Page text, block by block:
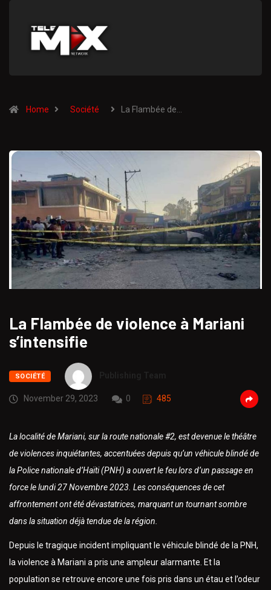
Home Société La Flambée de…
La Flambée de violence à Mariani
s’intensifie
SOCIÉTÉ
November 29, 2023 0 485
La localité de Mariani, sur la route nationale #2, est devenue le théâtre
de violences inquiétantes, accentuées depuis qu’un véhicule blindé de
la Police nationale d’Haïti (PNH) a ouvert le feu lors d’un passage en
force le lundi 27 Novembre 2023. Les conséquences de cet
affrontement ont été dévastatrices, marquant un tournant sombre
dans la situation déjà tendue de la région.
Depuis le tragique incident impliquant le véhicule blindé de la PNH,
la violence à Mariani a pris une ampleur alarmante. Et la
population se retrouve encore une fois pris dans un étau et l’odeur